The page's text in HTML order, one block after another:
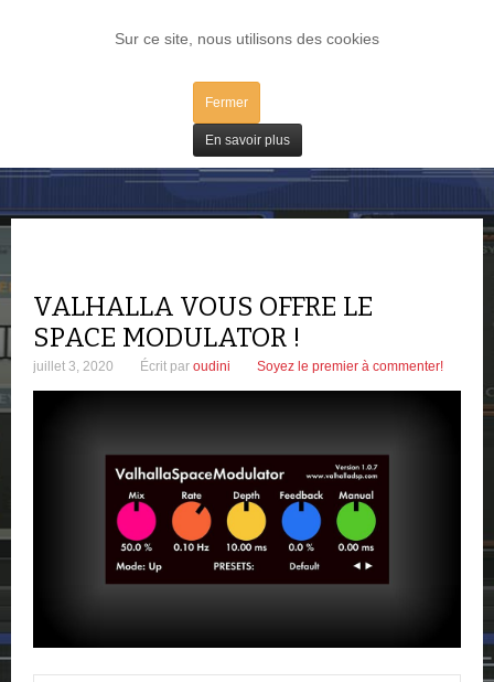
Sur ce site, nous utilisons des cookies
Fermer
En savoir plus
LOG IN
VALHALLA VOUS OFFRE LE
SPACE MODULATOR !
juillet 3, 2020 Écrit par oudini Soyez le premier à commenter!